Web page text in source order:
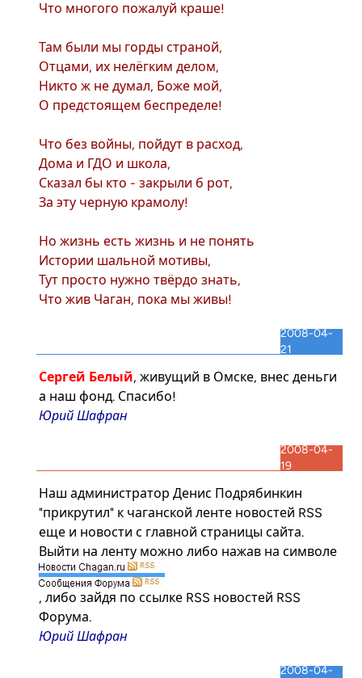
Что многого пожалуй краше!
Там были мы горды страной,
Отцами, их нелёгким делом,
Никто ж не думал, Боже мой,
О предстоящем беспределе!
Что без войны, пойдут в расход,
Дома и ГДО и школа,
Сказал бы кто - закрыли б рот,
За эту черную крамолу!
Но жизнь есть жизнь и не понять
Истории шальной мотивы,
Тут просто нужно твёрдо знать,
Что жив Чаган, пока мы живы!
2008-04-
21
Сергей Белый, живущий в Омске, внес деньги
а наш фонд. Спасибо!
Юрий Шафран
2008-04-
19
Наш администратор Денис Подрябинкин
"прикрутил" к чаганской ленте новостей RSS
еще и новости с главной страницы сайта.
Выйти на ленту можно либо нажав на символе
, либо зайдя по ссылке RSS новостей RSS
Форума.
Юрий Шафран
2008-04-